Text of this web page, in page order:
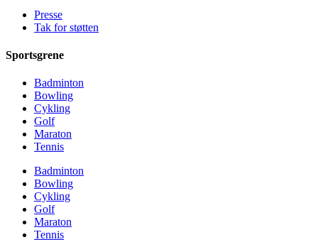
Presse
Tak for støtten
Sportsgrene
Badminton
Bowling
Cykling
Golf
Maraton
Tennis
Badminton
Bowling
Cykling
Golf
Maraton
Tennis